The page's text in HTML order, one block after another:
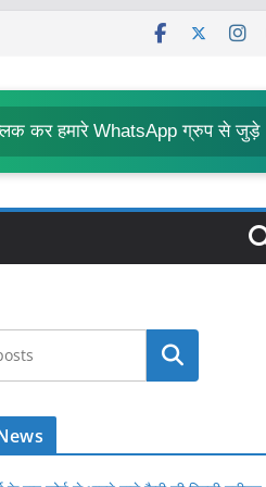
कर हमारे WhatsApp ग्रुप से जुड़े
खोजें